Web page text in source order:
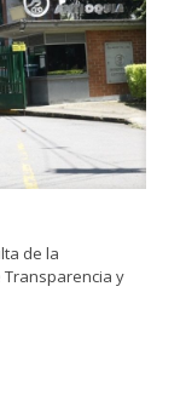
de la
y